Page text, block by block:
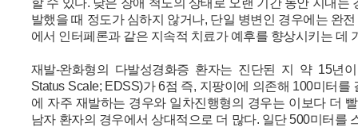
할 수 있다. 낮은 장애 척도의 상태로 오랜 기간 동안 지내
발했을 때 정도가 심하지 않거나, 단일 병변인 경우에는 완
에서 인터페론과 같은 지속적 치료가 예후를 향상시키는 데
재발-완화형의 다발성경화증 환자는 진단된 지 약 15년
Status Scale; EDSS)가 6점 즉, 지팡이에 의존해 100미터
에 자주 재발하는 경우와 일차진행형의 경우는 이보다 더
남자 환자의 경우에서 상대적으로 더 많다. 일단 500미터를